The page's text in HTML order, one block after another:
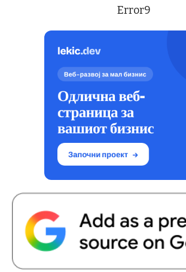
Error9